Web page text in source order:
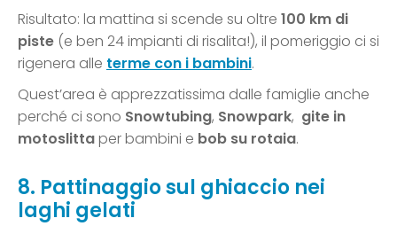
Risultato: la mattina si scende su oltre 100 km di
piste (e ben 24 impianti di risalita!), il pomeriggio ci si
rigenera alle terme con i bambini.
Quest’area è apprezzatissima dalle famiglie anche
perché ci sono Snowtubing, Snowpark, gite in
motoslittaper bambini e bob su rotaia.
8. Pattinaggio sul ghiaccio nei
laghi gelati